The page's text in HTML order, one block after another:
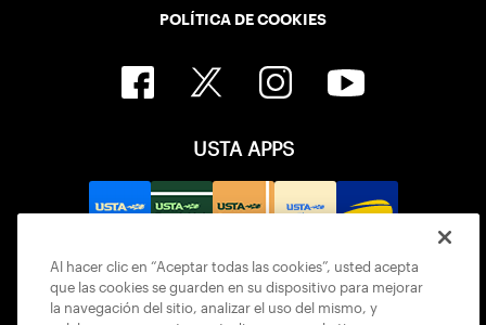
POLÍTICA DE COOKIES
USTA APPS
Al hacer clic en “Aceptar todas las cookies”, usted acepta
que las cookies se guarden en su dispositivo para mejorar
la navegación del sitio, analizar el uso del mismo, y